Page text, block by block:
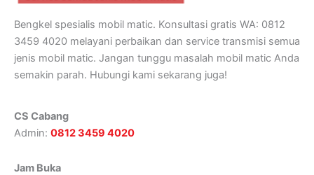
Bengkel spesialis mobil matic. Konsultasi gratis WA: 0812
3459 4020 melayani perbaikan dan service transmisi semua
jenis mobil matic. Jangan tunggu masalah mobil matic Anda
semakin parah. Hubungi kami sekarang juga!
CS Cabang
Admin: 0812 3459 4020
Jam Buka